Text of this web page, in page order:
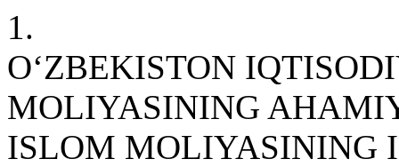
1.
OʻZBEKISTON
MOLIYASINING
ISLOM MOLIYASINING